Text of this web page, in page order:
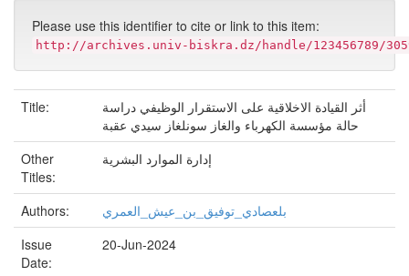
Please use this identifier to cite or link to this item:
http://archives.univ-biskra.dz/handle/123456789/
Title:
أثر القيادة الاخلاقية على الاستقرار الوظيفي دراسة
حالة مؤسسة الكهرباء والغاز سونلغاز سيدي عقبة
Other
Titles:
إدارة الموارد البشرية
Authors:
بلعصادي_توفيق_بن_عيش_العمري
Issue
Date:
20-Jun-2024